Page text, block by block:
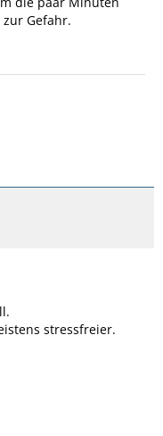
Gefahr.
stressfreier.